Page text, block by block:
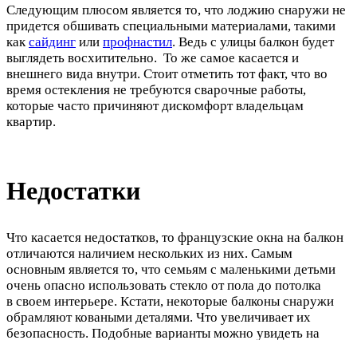
Следующим плюсом является то, что лоджию снаружи не
придется обшивать специальными материалами, такими
каксайдинг или профнастил. Ведь с улицы балкон будет
выглядеть восхитительно. То же самое касается и
внешнего вида внутри. Стоит отметить тот факт, что во
время остекления не требуются сварочные работы,
которые часто причиняют дискомфорт владельцам
квартир.
Недостатки
Что касается недостатков, то французские окна на балкон
отличаются наличием нескольких из них. Самым
основным является то, что семьям с маленькими детьми
очень опасно использовать стекло от пола до потолка
в своем интерьере. Кстати, некоторые балконы снаружи
обрамляют коваными деталями. Что увеличивает их
безопасность. Подобные варианты можно увидеть на